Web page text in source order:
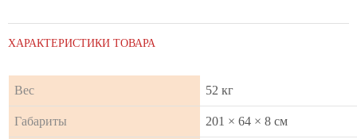
ХАРАКТЕРИСТИКИ ТОВАРА
Вес 52 кг
Габариты 201 × 64 × 8 см